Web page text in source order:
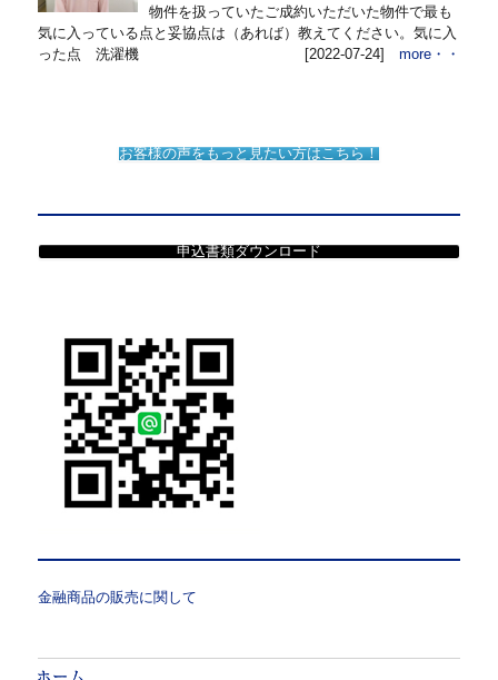
物件を扱っていたご成約いただいた物件で最も
気に入っている点と妥協点は（あれば）教えてください。気に入
った点 洗濯機
[2022-07-24] more・・
お客様の声をもっと見たい方はこちら！
申込書類ダウンロード
金融商品の販売に関して